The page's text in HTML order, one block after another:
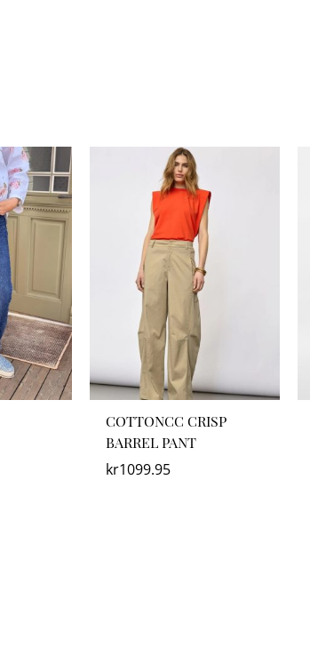
COTTONCC CRISP
BARREL PANT
kr1099.95